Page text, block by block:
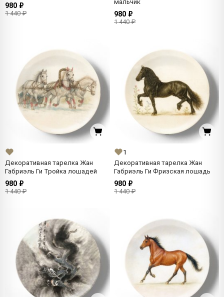
980 ₽
1 440 ₽
мальчик
980 ₽
1 440 ₽
Декоративная тарелка Жан
Габриэль Ги Тройка лошадей
980 ₽
1 440 ₽
1
Декоративная тарелка Жан
Габриэль Ги Фризская лошадь
980 ₽
1 440 ₽